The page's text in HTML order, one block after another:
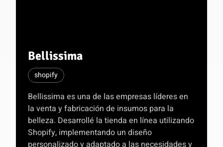
Bellissima
shopify
Bellissima es una de las empresas líderes en
la venta y fabricación de insumos para la
belleza. Desarrollé la tienda en línea utilizando
Shopify, implementando un diseño
personalizado y adaptado a las necesidades y